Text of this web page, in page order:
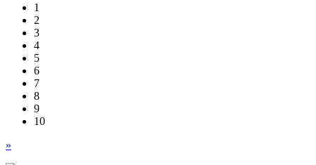
1
2
3
4
5
6
7
8
9
10
»